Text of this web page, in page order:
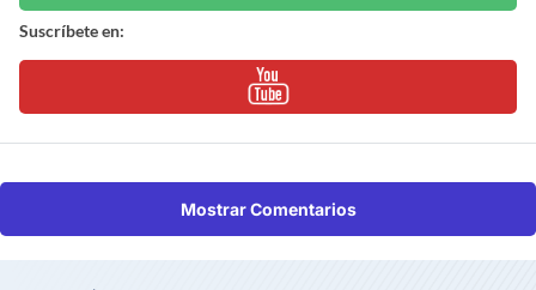
Suscríbete en:
Mostrar Comentarios